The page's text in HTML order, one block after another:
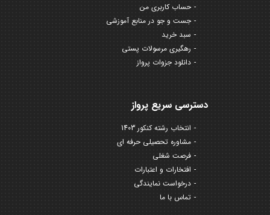
حساب کاربری من
جست و جو در منابع آموزشی
سبد خرید
رهگیری مرسولات پستی
دانلود جزوات پرواز
دسترسی سریع پرواز
انتخاب رشته کنکور 1403
مشاوره تحصیلی حرفه ای
فرصت شغلی
افتخارات و اعتبارات
درخواست نمایندگی
تماس با ما